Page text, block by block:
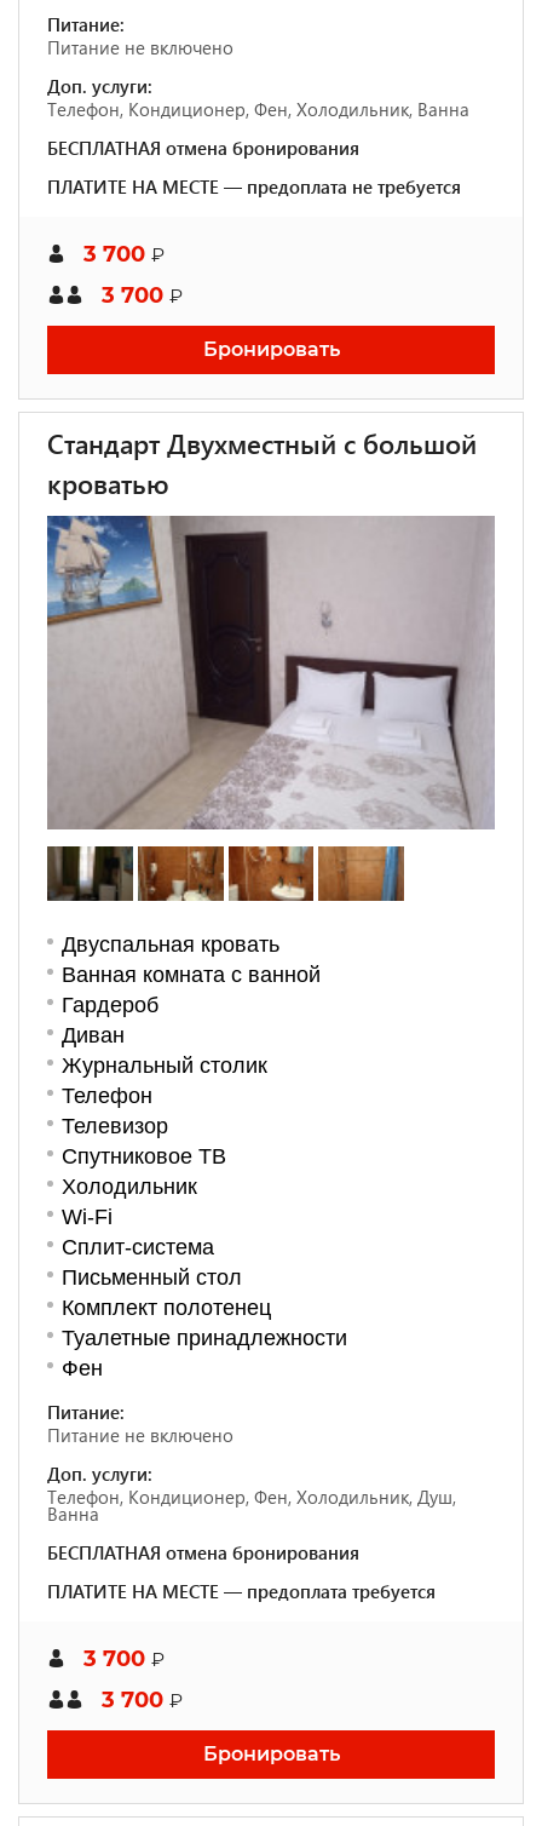
Питание:
Питание не включено
Доп. услуги:
Телефон, Кондиционер, Фен, Холодильник, Ванна
БЕСПЛАТНАЯ отмена бронирования
ПЛАТИТЕ НА МЕСТЕ — предоплата не требуется
3 700 ₽
3 700 ₽
Бронировать
Стандарт Двухместный с большой
кроватью
Двуспальная кровать
Ванная комната с ванной
Гардероб
Диван
Журнальный столик
Телефон
Телевизор
Спутниковое ТВ
Холодильник
Wi-Fi
Сплит-система
Письменный стол
Комплект полотенец
Туалетные принадлежности
Фен
Питание:
Питание не включено
Доп. услуги:
Телефон, Кондиционер, Фен, Холодильник, Душ,
Ванна
БЕСПЛАТНАЯ отмена бронирования
ПЛАТИТЕ НА МЕСТЕ — предоплата требуется
3 700 ₽
3 700 ₽
Бронировать